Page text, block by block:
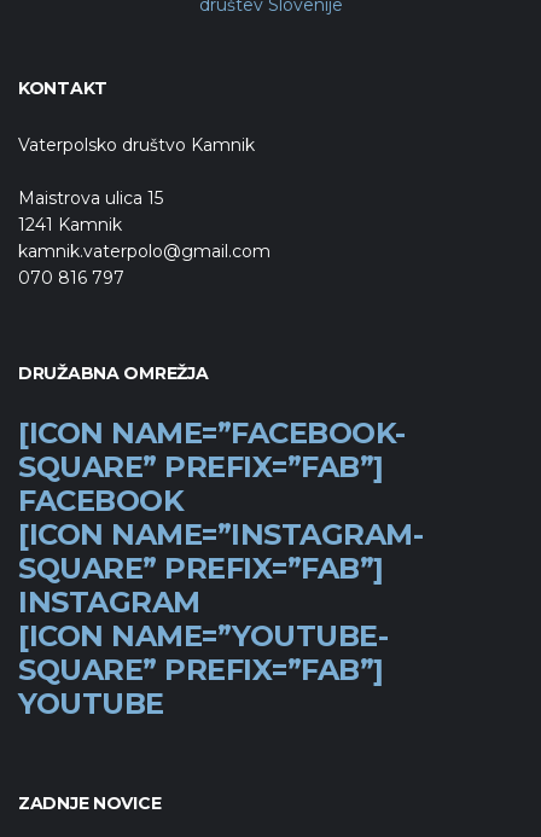
KONTAKT
Vaterpolsko društvo Kamnik
Maistrova ulica 15
1241 Kamnik
kamnik.vaterpolo@gmail.com
070 816 797
DRUŽABNA OMREŽJA
[ICON NAME=”FACEBOOK-
SQUARE” PREFIX=”FAB”]
FACEBOOK
[ICON NAME=”INSTAGRAM-
SQUARE” PREFIX=”FAB”]
INSTAGRAM
[ICON NAME=”YOUTUBE-
SQUARE” PREFIX=”FAB”]
YOUTUBE
ZADNJE NOVICE